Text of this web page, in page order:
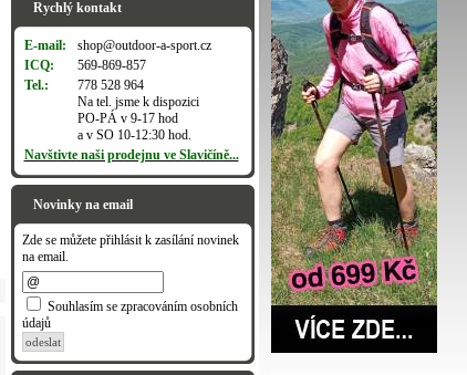
Rychlý kontakt
E-mail:
shop@outdoor-a-sport.cz
ICQ:
569-869-857
Tel.:
778 528 964
Na tel. jsme k dispozici
PO-PÁ v 9-17 hod
a v SO 10-12:30 hod.
Navštivte naši prodejnu ve Slavičíně...
Novinky na email
Zde se můžete přihlásit k zasílání novinek
na email.
Souhlasím se zpracováním osobních
údajů
odeslat